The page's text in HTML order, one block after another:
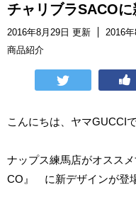
チャリブラSACOに
2016年8月29日 更新
2016
商品紹介
こんにちは、ヤマGUCCIで
ナップス練馬店がオスス
CO』 に新デザインが登